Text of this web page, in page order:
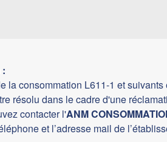
la consommation L611-1 et
résolu dans le cadre d'une
contacter l'ANM
et l’adresse mail de